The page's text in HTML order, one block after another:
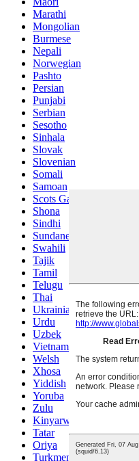
Marathi
Mongolian
Burmese
Nepali
Norwegian
Pashto
Persian
Punjabi
Serbian
Sesotho
Sinhala
Slovak
Slovenian
Somali
Samoan
Scots Gaelic
Shona
Sindhi
Sundanese
Swahili
Tajik
Tamil
Telugu
Thai
Ukrainian
Urdu
Uzbek
Vietnamese
Welsh
Xhosa
Yiddish
Yoruba
Zulu
Kinyarwanda
Tatar
Oriya
Turkmen